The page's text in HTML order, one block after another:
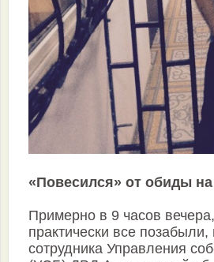
«Повесился» от обиды
Примерно в 9 часов
практически все
сотрудника Управления